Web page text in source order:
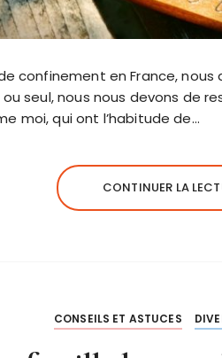
confinement en France,
seul, nous nous devons de
moi, qui ont l’habitude de…
CONTINUER LA
CONSEILS ET ASTUCES